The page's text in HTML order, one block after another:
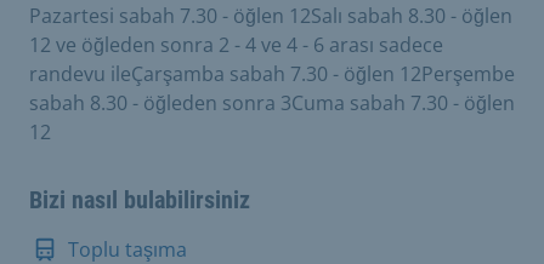
Pazartesi sabah 7.30 - öğlen 12Salı sabah 8.30 - öğlen
12 ve öğleden sonra 2 - 4 ve 4 - 6 arası sadece
randevu ileÇarşamba sabah 7.30 - öğlen 12Perşembe
sabah 8.30 - öğleden sonra 3Cuma sabah 7.30 - öğlen
12
Bizi nasıl bulabilirsiniz
Toplu taşıma